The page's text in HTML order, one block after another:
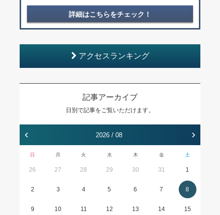
詳細はこちらをチェック！
アクセスランキング
記事アーカイブ
日別で記事をご覧いただけます。
‹ 2026 / 08 ›
日 月 火 水 木 金 土
26 27 28 29 30 31 1
2 3 4 5 6 7 8
9 10 11 12 13 14 15